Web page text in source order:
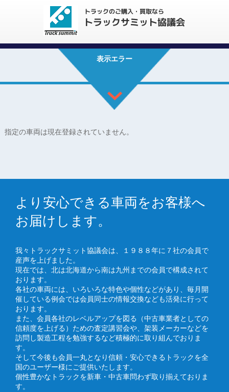
表示エラー
指定の車両は現在登録されていません。
より安心できる車両をお客様へ
お届けします。
我々トラックサミット協議会は、１９８８年に７社の会員で
産声を上げました。
現在では、北は北海道から南は九州までの会員で構成されて
おります。
各社の車両には、いろいろな特色や個性などがあり、毎月開
催している例会では会員同士の情報交換なども活発に行って
おります。
また、会員各社のレベルアップを図る（中古車業者としての
信頼度を上げる）ための査定講習会や、架装メーカーなどを
訪問し製造工程を勉強するなど積極的に取り組んでおりま
す。
そして今後も会員一丸となり信頼・安心できるトラックを全
国のユーザー様にご提供いたします。
個性豊かなトラックを新車・中古車問わず取り揃えておりま
す。